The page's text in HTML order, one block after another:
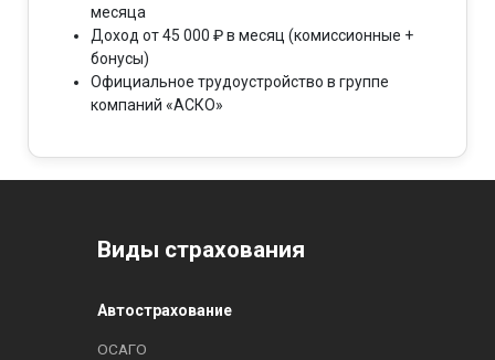
месяца
Доход от 45 000 ₽ в месяц (комиссионные +
бонусы)
Официальное трудоустройство в группе
компаний «АСКО»
Виды страхования
Автострахование
ОСАГО